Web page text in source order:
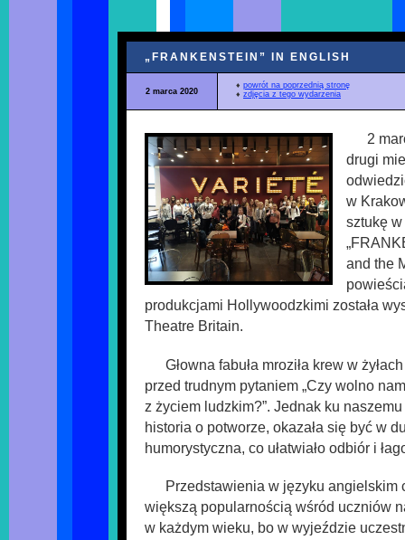
„FRANKENSTEIN” IN ENGLISH
2 marca 2020
♦ powrót na poprzednią stronę
♦ zdjęcia z tego wydarzenia
2
drugi
w
sztukę
and the
produkcjami Hollywoodzkimi została
Theatre Britain.
Głowna fabuła mroziła krew w
przed trudnym pytaniem „Czy wolno
z życiem ludzkim?”. Jednak ku
historia o potworze, okazała się być w
humorystyczna, co ułatwiało odbiór i
Przedstawienia w języku angielskim
większą popularnością wśród uczniów
w każdym wieku, bo w wyjeździe